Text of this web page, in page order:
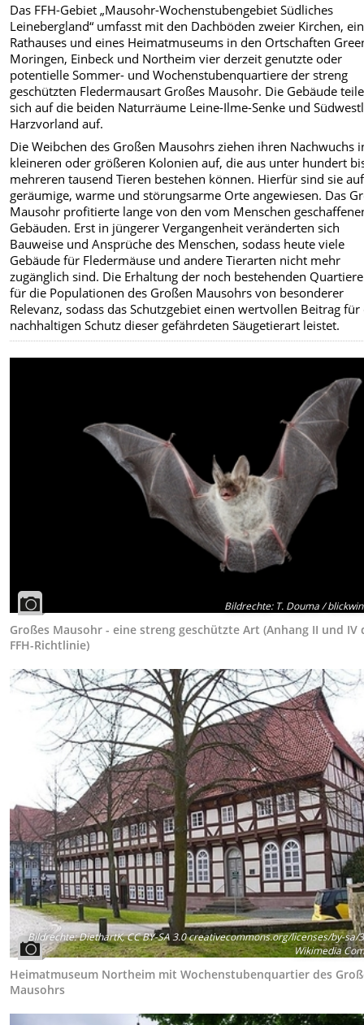
Das FFH-Gebiet „Mausohr-Wochenstubengebiet Südliches
Leinebergland“ umfasst mit den Dachböden zweier Kirchen,
Rathauses und eines Heimatmuseums in den Ortschaften
Moringen, Einbeck und Northeim vier derzeit genutzte oder
potentielle Sommer- und Wochenstubenquartiere der streng
geschützten Fledermausart Großes Mausohr. Die Gebäude
sich auf die beiden Naturräume Leine-Ilme-Senke und
Harzvorland auf.
Die Weibchen des Großen Mausohrs ziehen ihren Nachwuchs
kleineren oder größeren Kolonien auf, die aus unter hundert
mehreren tausend Tieren bestehen können. Hierfür sind sie auf
geräumige, warme und störungsarme Orte angewiesen. Das
Mausohr profitierte lange von den vom Menschen
Gebäuden. Erst in jüngerer Vergangenheit veränderten sich
Bauweise und Ansprüche des Menschen, sodass heute viele
Gebäude für Fledermäuse und andere Tierarten nicht mehr
zugänglich sind. Die Erhaltung der noch bestehenden
für die Populationen des Großen Mausohrs von besonderer
Relevanz, sodass das Schutzgebiet einen wertvollen Beitrag für
nachhaltigen Schutz dieser gefährdeten Säugetierart leistet.
Bildrechte:T. Douma /
Großes Mausohr - eine streng geschützte Art (Anhang II und IV
FFH-Richtlinie)
Bildrechte:DiethartK, CC BY-SA 3.0 creativecommons.org/licenses/by-sa/
Wikimedia
Heimatmuseum Northeim mit Wochenstubenquartier des
Mausohrs